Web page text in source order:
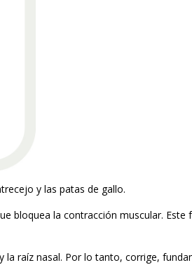
y las patas de gallo.
bloquea la contracción muscular.
la raíz nasal. Por lo tanto, corrige,